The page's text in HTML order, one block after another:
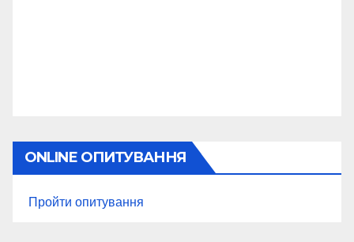
ONLINE ОПИТУВАННЯ
Пройти опитування